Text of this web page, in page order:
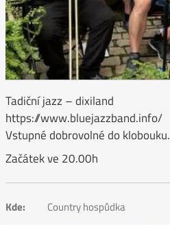
Tadiční jazz – dixiland
https://www.bluejazzband.info/
Vstupné dobrovolné do klobouku.
Začátek ve 20.00h
Kde: Country hospůdka